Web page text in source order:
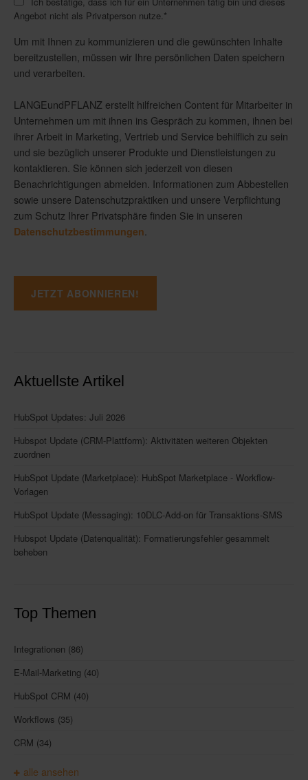
Angebot nicht als Privatperson nutze.*
Um mit Ihnen zu kommunizieren und die gewünschten Inhalte
bereitzustellen, müssen wir Ihre persönlichen Daten speichern
und verarbeiten.
LANGEundPFLANZ erstellt hilfreichen Content für Mitarbeiter in
Unternehmen um mit ihnen ins Gespräch zu kommen, ihnen bei
ihrer Arbeit in Marketing, Vertrieb und Service behilflich zu sein
und sie bezüglich unserer Produkte und Dienstleistungen zu
kontaktieren. Sie können sich jederzeit von diesen
Benachrichtigungen abmelden. Informationen zum Abbestellen
sowie unsere Datenschutzpraktiken und unsere Verpflichtung
zum Schutz Ihrer Privatsphäre finden Sie in unseren
Datenschutzbestimmungen.
Aktuellste Artikel
HubSpot Updates: Juli 2026
Hubspot Update (CRM-Plattform): Aktivitäten weiteren Objekten
zuordnen
HubSpot Update (Marketplace): HubSpot Marketplace - Workflow-
Vorlagen
HubSpot Update (Messaging): 10DLC-Add-on für Transaktions-SMS
Hubspot Update (Datenqualität): Formatierungsfehler gesammelt
beheben
Top Themen
Integrationen (86)
E-Mail-Marketing (40)
HubSpot CRM (40)
Workflows (35)
CRM (34)
alle ansehen